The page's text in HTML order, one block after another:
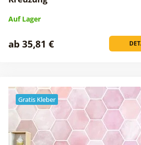
Auf Lager
ab 35,81 €
Gratis Kleber